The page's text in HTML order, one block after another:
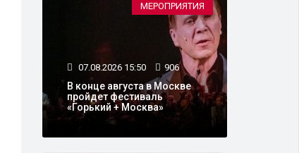
МЕРОПРИЯТИЯ
07.08.2026 15:50 906
В конце августа в Москве
пройдет фестиваль
«Горький + Москва»